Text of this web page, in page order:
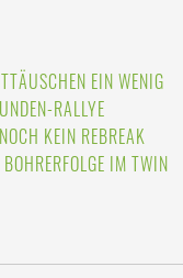
EIN WENIG
RALLYE
KEIN REBREAK
IM TWIN